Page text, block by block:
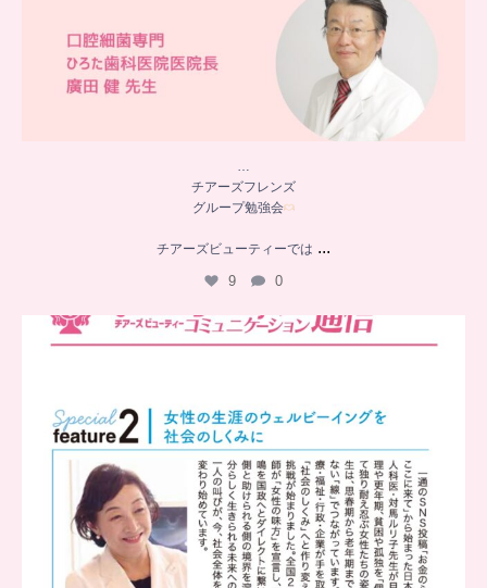
…
チアーズフレンズ
グループ勉強会
チアーズビューティーでは ...
9 0
..
8